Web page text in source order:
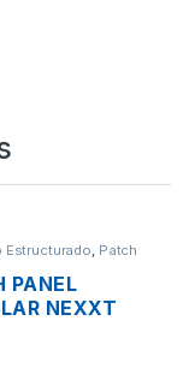
Estructurado, Patch
PANEL
NEXXT